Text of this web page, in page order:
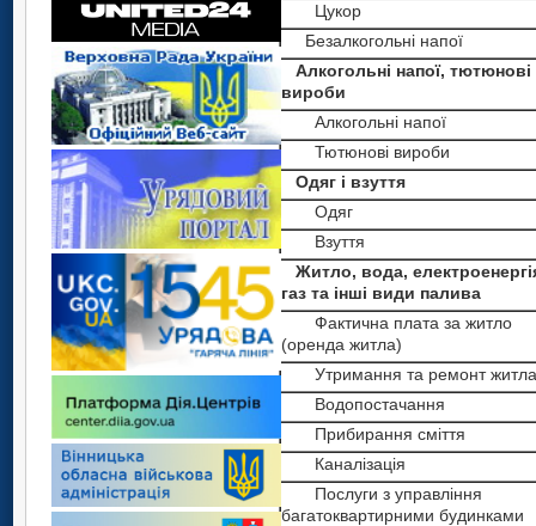
Цукор
Безалкогольні напої
Алкогольні напої, тютюнові
вироби
Алкогольні напої
Тютюнові вироби
Одяг і взуття
Одяг
Взуття
Житло, вода,
газ та інші види палива
Фактична плата за житло
(оренда житла)
Утримання та ремонт житла
Водопостачання
Прибирання сміття
Каналізація
Послуги з управління
багатоквартирними будинками